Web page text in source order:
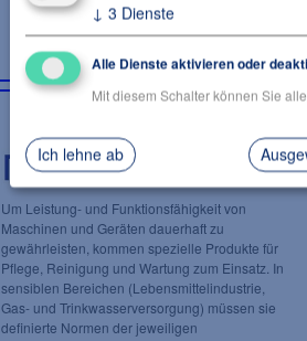
↓ 3 Dienste
Alle Dienste aktivieren oder
Mit diesem Schalter können Sie
Ich lehne ab
Um Leistung- und Funktionsfähigkeit von
Maschinen und Geräten dauerhaft zu
gewährleisten, kommen spezielle Produkte für
Pflege, Reinigung und Wartung zum Einsatz. In
sensiblen Bereichen (Lebensmittelindustrie,
Gas- und Trinkwasserversorgung) müssen sie
definierte Normen der jeweiligen